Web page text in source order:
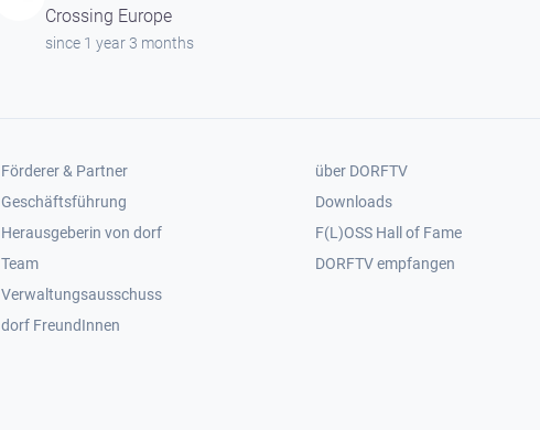
Crossing Europe
since 1 year 3 months
Footer 2
Förderer & Partner
Geschäftsführung
Herausgeberin von dorf
Team
Verwaltungsausschuss
dorf FreundInnen
Footer 3
über DORFTV
Downloads
F(L)OSS Hall of Fame
Footer 4
DORFTV empfangen